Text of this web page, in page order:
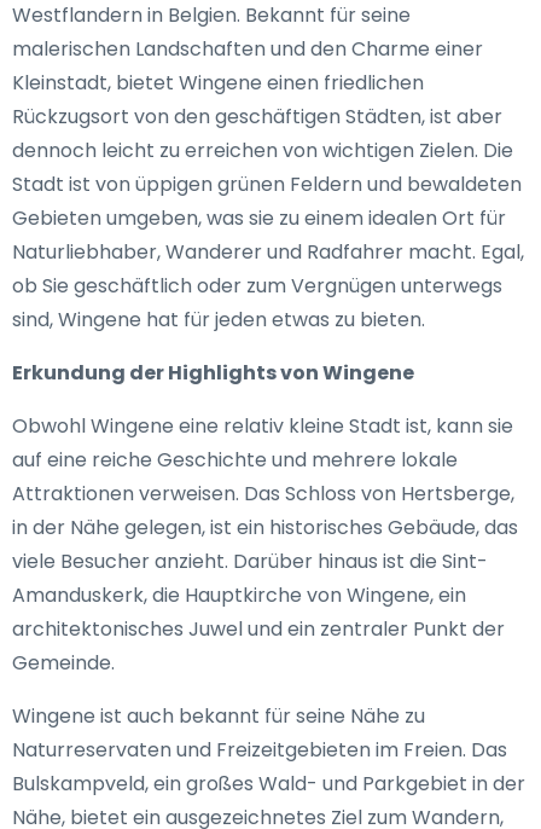
Westflandern in Belgien. Bekannt für seine
malerischen Landschaften und den Charme einer
Kleinstadt, bietet Wingene einen friedlichen
Rückzugsort von den geschäftigen Städten, ist aber
dennoch leicht zu erreichen von wichtigen Zielen. Die
Stadt ist von üppigen grünen Feldern und bewaldeten
Gebieten umgeben, was sie zu einem idealen Ort für
Naturliebhaber, Wanderer und Radfahrer macht. Egal,
ob Sie geschäftlich oder zum Vergnügen unterwegs
sind, Wingene hat für jeden etwas zu bieten.
Erkundung der Highlights von Wingene
Obwohl Wingene eine relativ kleine Stadt ist, kann sie
auf eine reiche Geschichte und mehrere lokale
Attraktionen verweisen. Das Schloss von Hertsberge,
in der Nähe gelegen, ist ein historisches Gebäude, das
viele Besucher anzieht. Darüber hinaus ist die Sint-
Amanduskerk, die Hauptkirche von Wingene, ein
architektonisches Juwel und ein zentraler Punkt der
Gemeinde.
Wingene ist auch bekannt für seine Nähe zu
Naturreservaten und Freizeitgebieten im Freien. Das
Bulskampveld, ein großes Wald- und Parkgebiet in der
Nähe, bietet ein ausgezeichnetes Ziel zum Wandern,